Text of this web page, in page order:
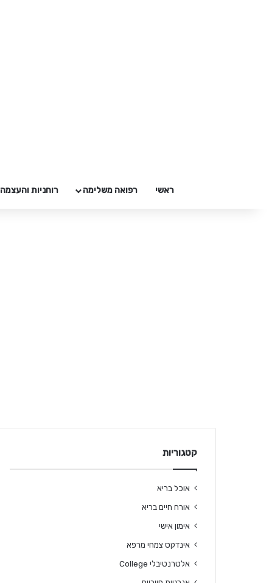
ראשי רפואה משלימה רוחניות והעצמה
קטגוריות
אוכל בריא
אורח חיים בריא
אימון אישי
אינדקס צמחי מרפא
אלטרנטיבלי College